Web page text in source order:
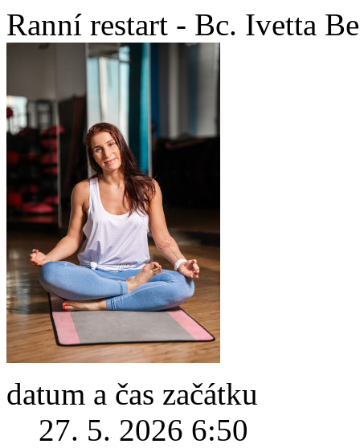
Ranní restart - Bc. Ivetta
datum a čas začátku
27. 5. 2026 6:50